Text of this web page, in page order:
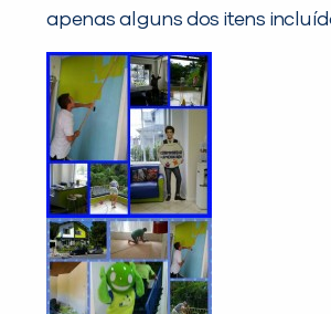
apenas alguns dos itens